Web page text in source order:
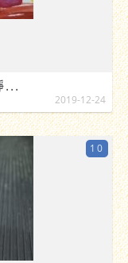
...
2019-12-24
10